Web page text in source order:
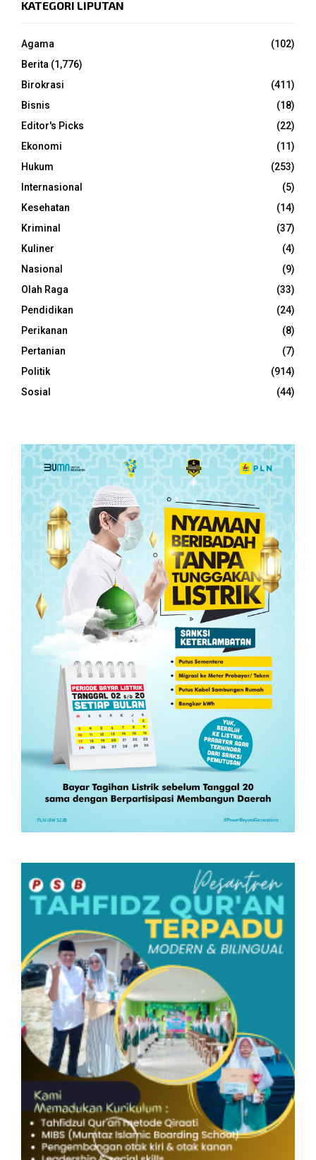
KATEGORI LIPUTAN
Agama
(102)
Berita (1,776)
Birokrasi
(411)
Bisnis
(18)
Editor's Picks
(22)
Ekonomi
(11)
Hukum
(253)
Internasional
(5)
Kesehatan
(14)
Kriminal
(37)
Kuliner
(4)
Nasional
(9)
Olah Raga
(33)
Pendidikan
(24)
Perikanan
(8)
Pertanian
(7)
Politik
(914)
Sosial
(44)